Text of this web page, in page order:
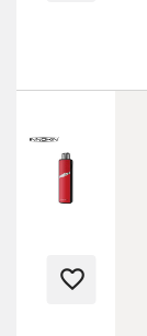
favorite_border